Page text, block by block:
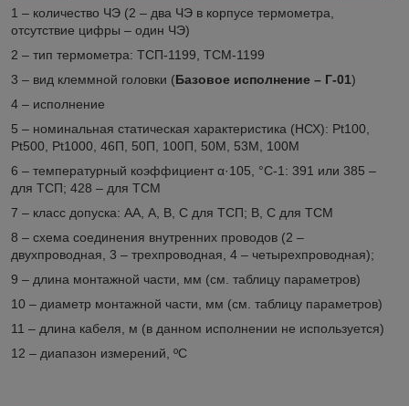
1 – количество ЧЭ (2 – два ЧЭ в корпусе термометра,
отсутствие цифры – один ЧЭ)
2 – тип термометра: ТСП-1199, ТСМ-1199
3 – вид клеммной головки (Базовое исполнение – Г-01)
4 – исполнение
5 – номинальная статическая характеристика (НСХ): Pt100,
Pt500, Pt1000, 46П, 50П, 100П, 50М, 53М, 100М
6 – температурный коэффициент α·105 , °С-1 : 391 или 385 –
для ТСП; 428 – для ТСМ
7 – класс допуска: АА, А, В, С для ТСП; В, С для ТСМ
8 – схема соединения внутренних проводов (2 –
двухпроводная, 3 – трехпроводная, 4 – четырехпроводная);
9 – длина монтажной части, мм (см. таблицу параметров)
10 – диаметр монтажной части, мм (см. таблицу параметров)
11 – длина кабеля, м (в данном исполнении не используется)
12 – диапазон измерений, ºС